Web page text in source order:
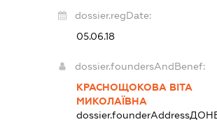
dossier.regDate:
05.06.18
dossier.foundersAndBenef:
КРАСНОЩОКОВА ВІТА
МИКОЛАЇВНА
dossier.founderAddress